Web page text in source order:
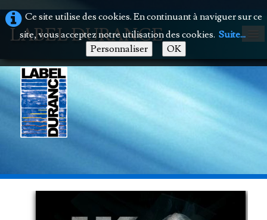
Ce site utilise des cookies. En continuant à naviguer sur ce
site, vous acceptez notre utilisation des cookies. Suite...
Personnaliser
OK
LABEL DURANCE
Accueil
Présentation
Boutique en ligne
Contact